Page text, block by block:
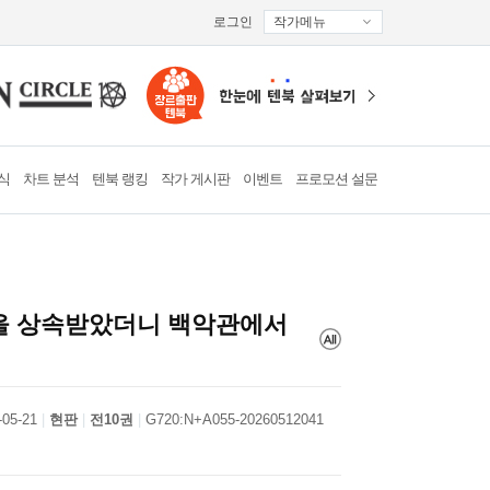
로그인 작가메뉴
차트 분석 텐북 랭킹 작가 게시판 이벤트 프로모션 설문
상속받았더니 백악관에서
21 현판 전10권 G720:N+A055-20260512041